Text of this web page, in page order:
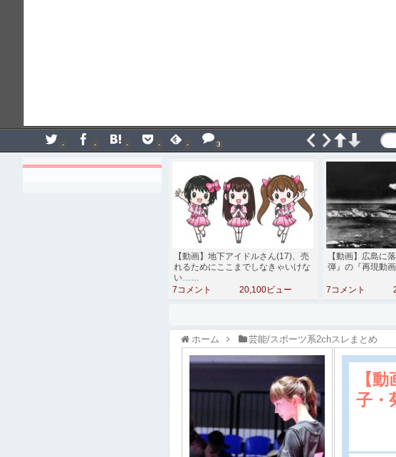
- - - - - 3
【動画】地下アイドルさん(17)、売
れるためにここまでしなきゃいけな
い……
7コメント
20,100ビュー
【動画】広島に
弾』の『再現動
7コメント
ホーム 芸能/スポーツ系2chスレまとめ
【
子・